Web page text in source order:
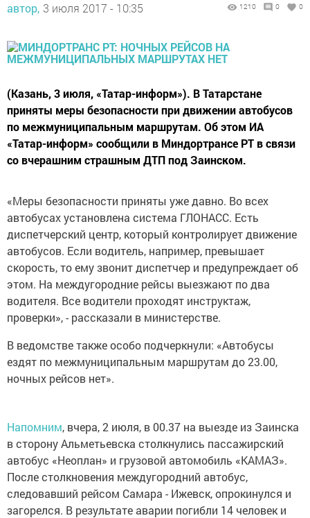
автор, 3 июля 2017 - 10:35 1210 0 0
(Казань, 3 июля, «Татар-информ»). В Татарстане
приняты меры безопасности при движении автобусов
по межмуниципальным маршрутам. Об этом ИА
«Татар-информ» сообщили в Миндортрансе РТ в связи
со вчерашним страшным ДТП под Заинском.
«Меры безопасности приняты уже давно. Во всех
автобусах установлена система ГЛОНАСС. Есть
диспетчерский центр, который контролирует движение
автобусов. Если водитель, например, превышает
скорость, то ему звонит диспетчер и предупреждает об
этом. На междугородние рейсы выезжают по два
водителя. Все водители проходят инструктаж,
проверки», - рассказали в министерстве.
В ведомстве также особо подчеркнули: «Автобусы
ездят по межмуниципальным маршрутам до 23.00,
ночных рейсов нет».
Напомним, вчера, 2 июля, в 00.37 на выезде из Заинска
в сторону Альметьевска столкнулись пассажирский
автобус «Неоплан» и грузовой автомобиль «КАМАЗ».
После столкновения междугородний автобус,
следовавший рейсом Самара - Ижевск, опрокинулся и
загорелся. В результате аварии погибли 14 человек и